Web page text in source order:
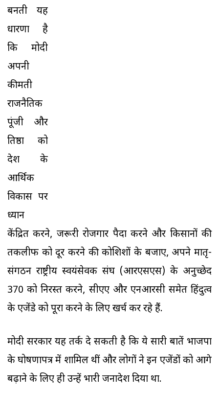
बनती यह
धारणा है
कि मोदी
अपनी
कीमती
राजनैतिक
पूंजी और
प्रतिष्ठा को
देश के
आर्थिक
विकास पर
ध्यान
केंद्रित करने, जरूरी रोजगार पैदा करने और किसानों की
तकलीफ को दूर करने की कोशिशों के बजाए, अपने मातृ-
संगठन राष्ट्रीय स्वयंसेवक संघ (आरएसएस) के अनुच्छेद
370 को निरस्त करने, सीएए और एनआरसी समेत हिंदुत्व
के एजेंडे को पूरा करने के लिए खर्च कर रहे हैं.
मोदी सरकार यह तर्क दे सकती है कि ये सारी बातें भाजपा
के घोषणापत्र में शामिल थीं और लोगों ने इन एजेंडों को आगे
बढ़ाने के लिए ही उन्हें भारी जनादेश दिया था.